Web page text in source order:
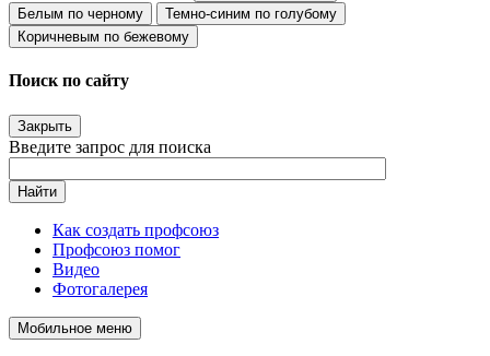
Белым по черному
Темно-синим по голубому
Коричневым по бежевому
Поиск по сайту
Закрыть
Введите запрос для поиска
Найти
Как создать профсоюз
Профсоюз помог
Видео
Фотогалерея
Мобильное меню